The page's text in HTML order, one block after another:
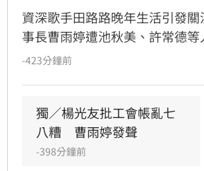
資深歌手田路路晚年生活引發
事長曹雨婷遭池秋美、許常德
明及未照顧資深藝人，引發演藝
會無關，更直言演藝圈工會林
自己成立的台灣演藝人員協會
入紛爭。這場關於藝人工會權益
-423分鐘前
獨／楊光友批工會帳亂七
八糟　曹雨婷發聲
-398分鐘前